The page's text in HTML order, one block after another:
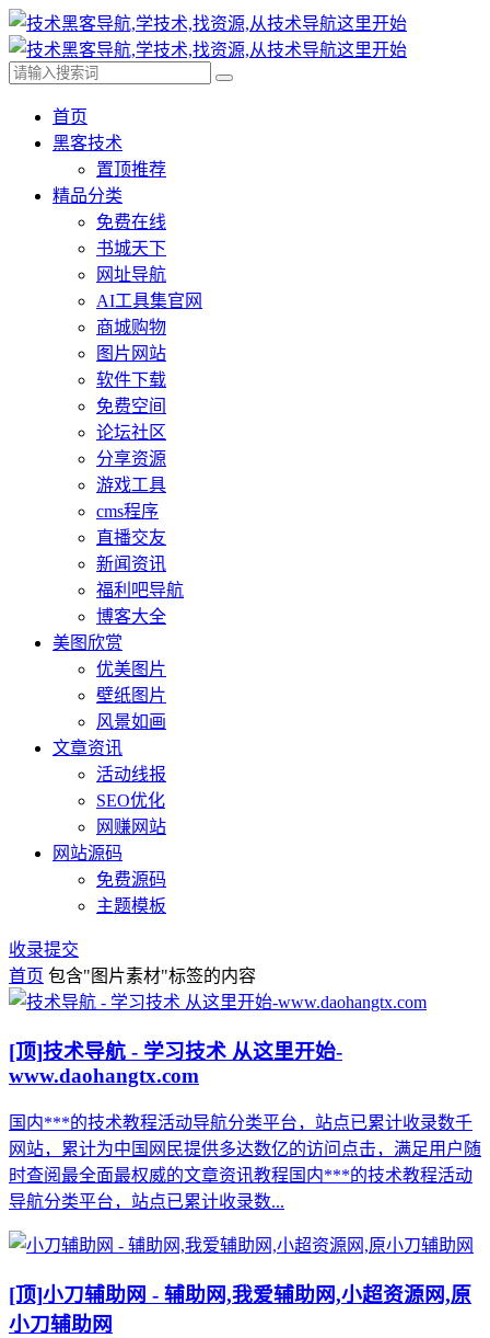
首页
黑客技术
置顶推荐
精品分类
免费在线
书城天下
网址导航
AI工具集官网
商城购物
图片网站
软件下载
免费空间
论坛社区
分享资源
游戏工具
cms程序
直播交友
新闻资讯
福利吧导航
博客大全
美图欣赏
优美图片
壁纸图片
风景如画
文章资讯
活动线报
SEO优化
网赚网站
网站源码
免费源码
主题模板
收录提交
首页 包含"图片素材"标签的内容
[顶]技术导航 - 学习技术 从这里开始-
www.daohangtx.com
国内***的技术教程活动导航分类平台，站点已累计收录数千
网站，累计为中国网民提供多达数亿的访问点击，满足用户随
时查阅最全面最权威的文章资讯教程国内***的技术教程活动
导航分类平台，站点已累计收录数...
[顶]小刀辅助网 - 辅助网,我爱辅助网,小超资源网,原
小刀辅助网